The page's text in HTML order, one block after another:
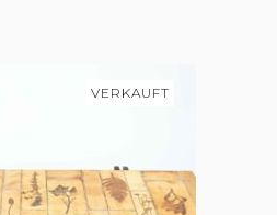
VERKAUFT